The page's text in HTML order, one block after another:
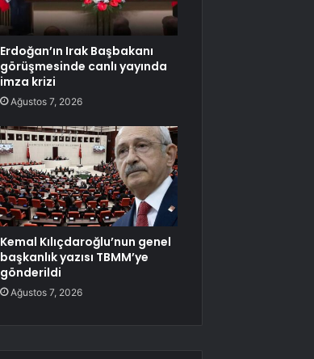
Erdoğan’ın Irak Başbakanı
görüşmesinde canlı yayında
imza krizi
Ağustos 7, 2026
Kemal Kılıçdaroğlu’nun genel
başkanlık yazısı TBMM’ye
gönderildi
Ağustos 7, 2026